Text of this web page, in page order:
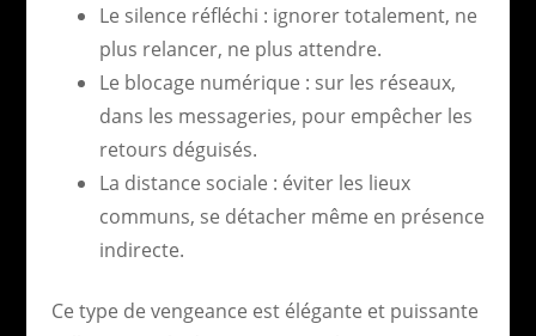
Le silence réfléchi : ignorer totalement, ne
plus relancer, ne plus attendre.
Le blocage numérique : sur les réseaux,
dans les messageries, pour empêcher les
retours déguisés.
La distance sociale : éviter les lieux
communs, se détacher même en présence
indirecte.
Ce type de vengeance est élégante et puissante